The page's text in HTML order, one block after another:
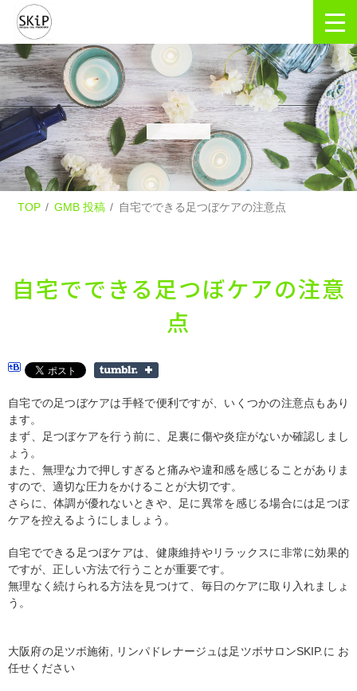
TOP GMB 投稿 自宅でできる足つぼケアの注意点
自宅でできる足つぼケアの注意
点
自宅での足つぼケアは手軽で便利ですが、いくつかの注意点もあり
ます。
まず、足つぼケアを行う前に、足裏に傷や炎症がないか確認しまし
ょう。
また、無理な力で押しすぎると痛みや違和感を感じることがありま
すので、適切な圧力をかけることが大切です。
さらに、体調が優れないときや、足に異常を感じる場合には足つぼ
ケアを控えるようにしましょう。
自宅でできる足つぼケアは、健康維持やリラックスに非常に効果的
ですが、正しい方法で行うことが重要です。
無理なく続けられる方法を見つけて、毎日のケアに取り入れましょ
う。
大阪府の足ツボ施術, リンパドレナージュは足ツボサロンSKIP.に お
任せください